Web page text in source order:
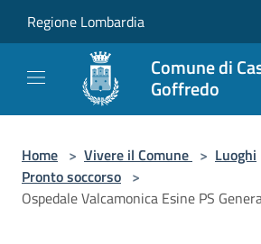
Regione Lombardia
Comune di
Goffredo
Home > Vivere il Comune > Luoghi
Pronto soccorso >
Ospedale Valcamonica Esine PS